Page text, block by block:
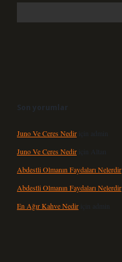
Son yorumlar
Juno Ve Ceres Nedir için
admin
Juno Ve Ceres Nedir için Altan
Abdestli Olmanın Faydaları Nelerdir
Abdestli Olmanın Faydaları Nelerdir
En Ağır Kahve Nedir için admin